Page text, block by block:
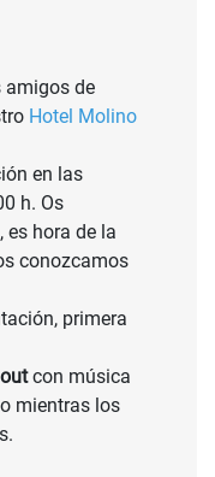
amigos de
Hotel Molino
en las
h. Os
es hora de la
conozcamos
primera
con música
mientras los